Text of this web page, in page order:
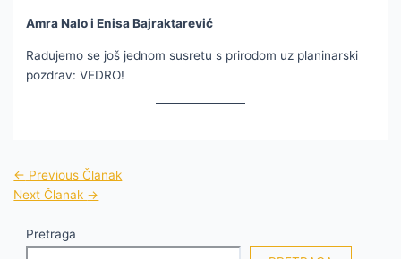
Amra Nalo i Enisa Bajraktarević
Radujemo se još jednom susretu s prirodom uz planinarski
pozdrav: VEDRO!
← Previous Članak
Next Članak →
Pretraga